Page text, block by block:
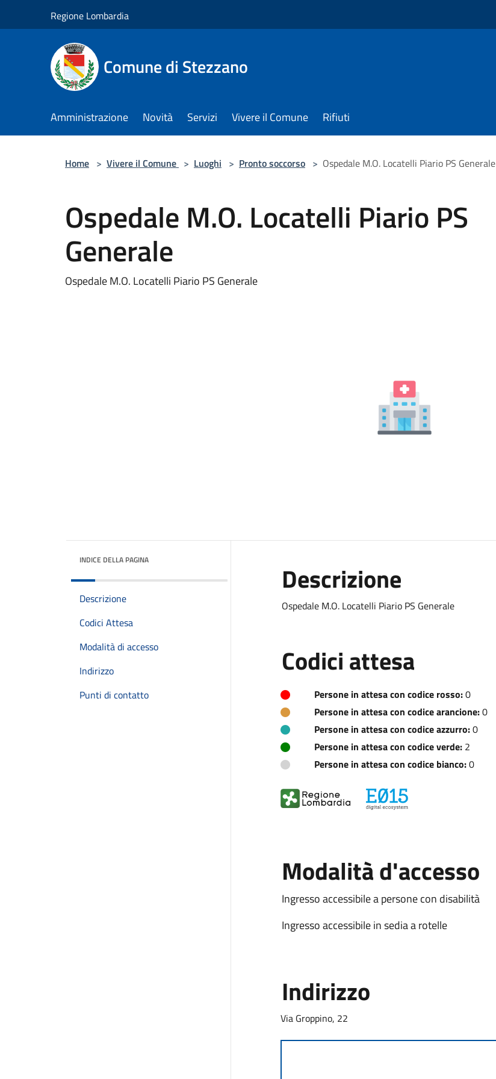
Regione Lombardia
Comune di Stezzano
Amministrazione Novità Servizi Vivere il Comune Rifiuti
Home > Vivere il Comune > Luoghi > Pronto soccorso > Ospedale M.O. Locatelli Piario PS Generale
Ospedale M.O. Locatelli Piario PS
Generale
Ospedale M.O. Locatelli Piario PS Generale
INDICE DELLA PAGINA
Descrizione
Codici Attesa
Modalità di accesso
Indirizzo
Punti di contatto
Descrizione
Ospedale M.O. Locatelli Piario PS Generale
Codici attesa
Persone in attesa con codice rosso:0
Persone in attesa con codice arancione:0
Persone in attesa con codice azzurro:0
Persone in attesa con codice verde:2
Persone in attesa con codice bianco:0
Modalità d'accesso
Ingresso accessibile a persone con disabilità
Ingresso accessibile in sedia a rotelle
Indirizzo
Via Groppino, 22